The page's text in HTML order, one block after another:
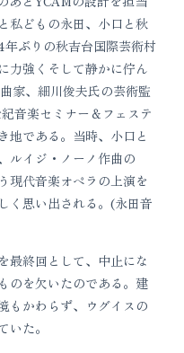
私どもの永田、小口と秋
ぶりの秋吉台国際芸術村
力強くそして静かに佇ん
家、細川俊夫氏の芸術監
音楽セミナー＆フェステ
地である。当時、小口と
ルイジ・ノーノ作曲の
現代音楽オペラの上演を
く思い出される。(永田音
最終回として、中止にな
のを欠いたのである。建
もかわらず、ウグイスの
た。